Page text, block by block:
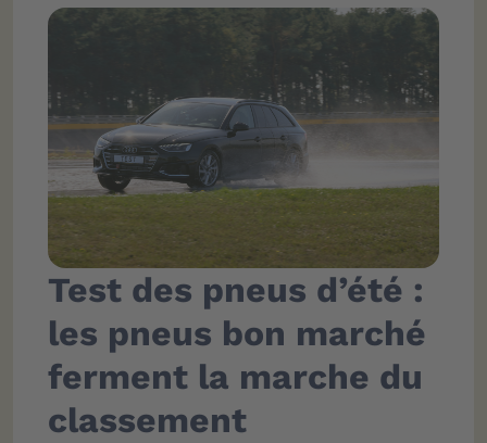
Test des pneus d’été :
les pneus bon marché
ferment la marche du
classement